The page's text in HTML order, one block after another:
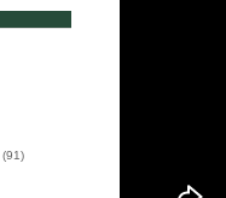
(91)